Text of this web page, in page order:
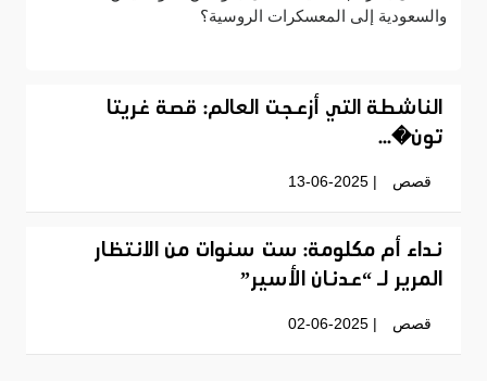
والسعودية إلى المعسكرات الروسية؟
الناشطة التي أزعجت العالم: قصة غريتا
تون�...
قصص | 13-06-2025
نداء أم مكلومة: ست سنوات من الانتظار
المرير لـ “عدنان الأسير”
قصص | 02-06-2025